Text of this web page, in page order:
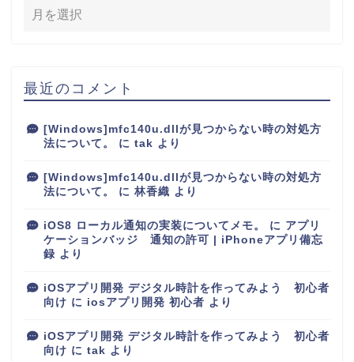
最近のコメント
[Windows]mfc140u.dllが見つからない時の対処方
法について。
に tak より
[Windows]mfc140u.dllが見つからない時の対処方
法について。
に 林香織 より
iOS8 ローカル通知の実装についてメモ。 に アプリ
ケーションバッジ 通知の許可 | iPhoneアプリ備忘
録 より
iOSアプリ開発 デジタル時計を作ってみよう 初心者
向け に iosアプリ開発 初心者 より
iOSアプリ開発 デジタル時計を作ってみよう 初心者
向け に tak より